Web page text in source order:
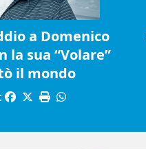
a Domenico
la sua “Volare”
il mondo